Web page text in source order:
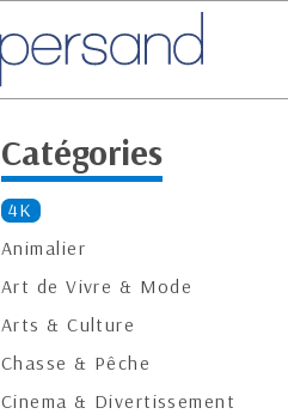
Catégories
4K
Animalier
Art de Vivre & Mode
Arts & Culture
Chasse & Pêche
Cinema & Divertissement